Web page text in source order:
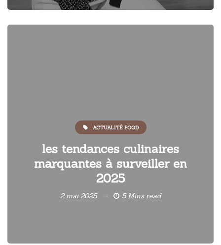
ACTUALITÉ FOOD
les tendances culinaires
marquantes à surveiller en
2025
2 mai 2025 5 Mins read